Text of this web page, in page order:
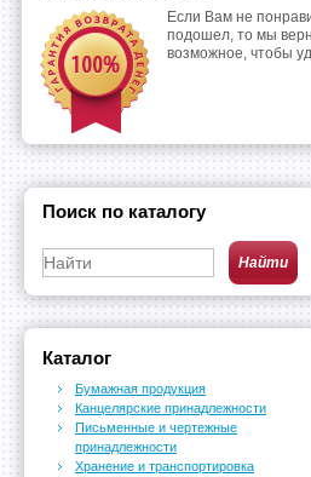
Если Вам не
подошел, то мы
возможное, чтобы
Поиск по каталогу
Каталог
Бумажная продукция
Канцелярские принадлежности
Письменные и чертежные
принадлежности
Хранение и транспортировка